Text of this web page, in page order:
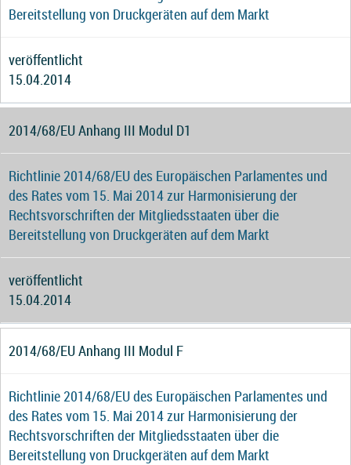
Bereitstellung von Druckgeräten auf dem Markt
veröffentlicht
15.04.2014
2014/68/EU Anhang III Modul D1
Richtlinie 2014/68/EU des Europäischen Parlamentes und
des Rates vom 15. Mai 2014 zur Harmonisierung der
Rechtsvorschriften der Mitgliedsstaaten über die
Bereitstellung von Druckgeräten auf dem Markt
veröffentlicht
15.04.2014
2014/68/EU Anhang III Modul F
Richtlinie 2014/68/EU des Europäischen Parlamentes und
des Rates vom 15. Mai 2014 zur Harmonisierung der
Rechtsvorschriften der Mitgliedsstaaten über die
Bereitstellung von Druckgeräten auf dem Markt